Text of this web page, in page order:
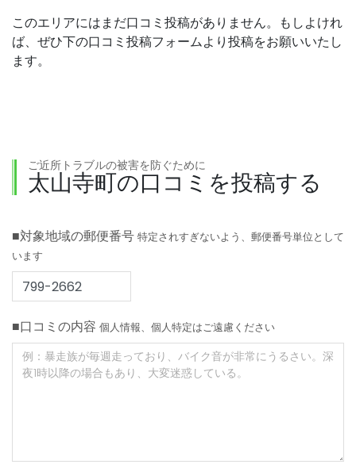
このエリアにはまだ口コミ投稿がありません。もしよけれ
ば、ぜひ下の口コミ投稿フォームより投稿をお願いいたし
ます。
ご近所トラブルの被害を防ぐために
太山寺町の口コミを投稿する
■対象地域の郵便番号 特定されすぎないよう、郵便番号単位として
います
■口コミの内容 個人情報、個人特定はご遠慮ください